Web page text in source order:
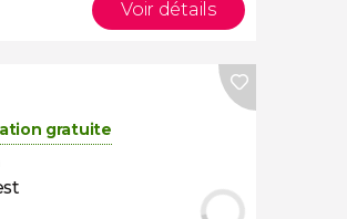
Voir détails
gratuite